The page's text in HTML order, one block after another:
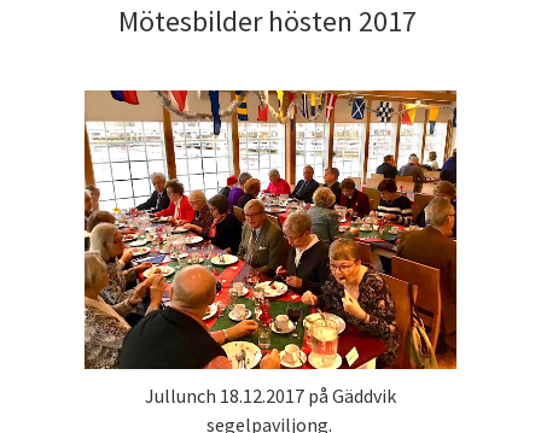
Mötesbilder hösten 2017
Jullunch 18.12.2017 på Gäddvik
segelpaviljong.